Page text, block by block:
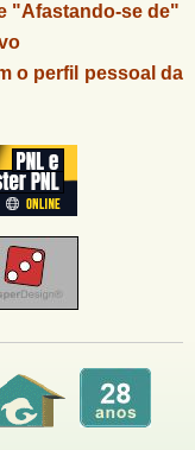
"Afastando-se de"
o perfil pessoal da